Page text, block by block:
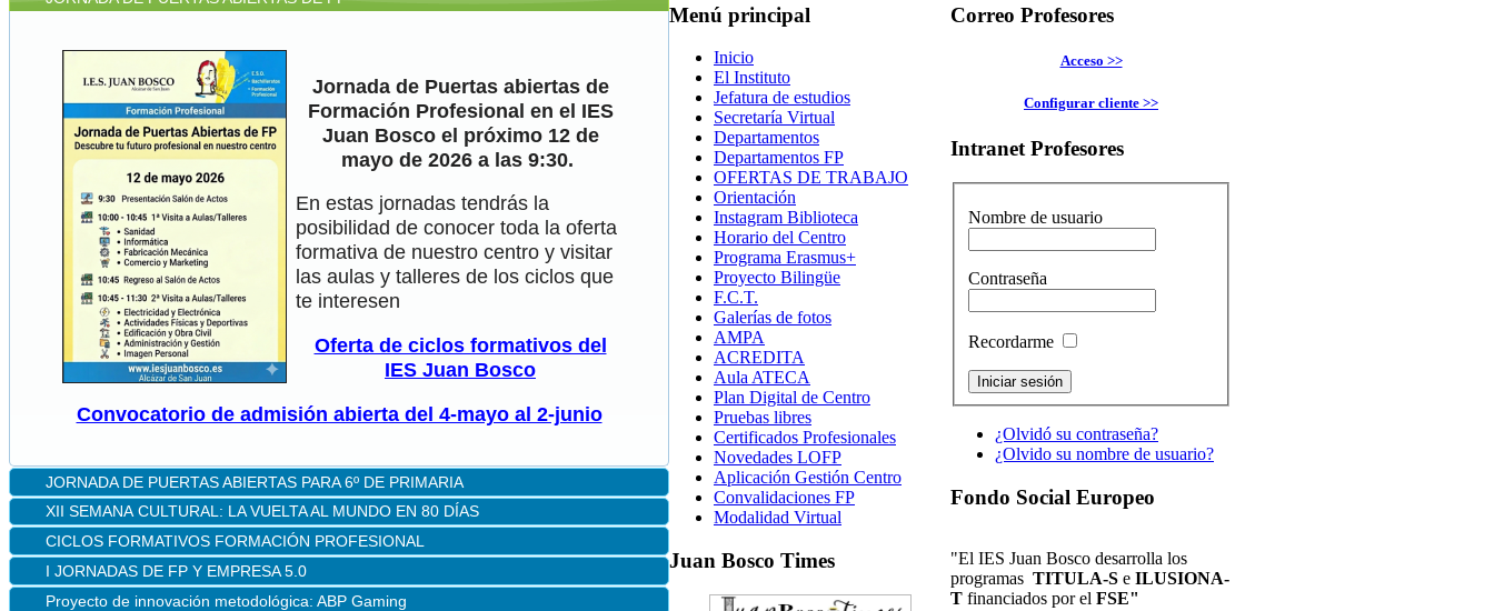
Jornada de Puertas abiertas de
Formación Profesional en el IES
Juan Bosco el próximo 12 de
mayo de 2026 a las 9:30.
En estas jornadas tendrás la
posibilidad de conocer toda la oferta
formativa de nuestro centro y visitar
las aulas y talleres de los ciclos que
te interesen
Oferta de ciclos formativos del
IES Juan Bosco
Convocatorio de admisión abierta del 4-mayo al 2-junio
JORNADA DE PUERTAS ABIERTAS PARA 6º DE PRIMARIA
XII SEMANACULTURAL: LA VUELTA AL MUNDO EN 80 DÍAS
CICLOS FORMATIVOS FORMACIÓN PROFESIONAL
I JORNADAS DE FP Y EMPRESA 5.0
Proyecto de innovación metodológica: ABP Gaming
Menú principal
Inicio
El Instituto
Jefatura de estudios
Secretaría Virtual
Departamentos
Departamentos FP
OFERTAS DE TRABAJO
Orientación
Instagram Biblioteca
Horario del Centro
Programa Erasmus+
Proyecto Bilingüe
F.C.T.
Galerías de fotos
AMPA
ACREDITA
Aula ATECA
Plan Digital de Centro
Pruebas libres
Certificados Profesionales
Novedades LOFP
Aplicación Gestión Centro
Convalidaciones FP
Modalidad Virtual
Juan Bosco Times
Correo Profesores
Acceso >>
Configurar cliente >>
Intranet Profesores
Nombre de usuario
Contraseña
Recordarme
¿Olvidó su contraseña?
¿Olvido su nombre de usuario?
Fondo Social Europeo
"El IES Juan Bosco desarrolla los
programas TITULA-S e ILUSIONA-
T financiados por el FSE"